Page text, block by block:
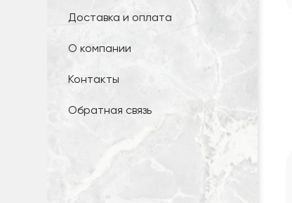
Доставка и оплата
О компании
Контакты
Обратная связь